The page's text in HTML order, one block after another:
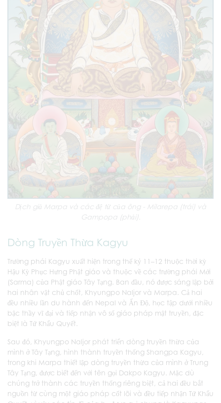
Dịch giả Marpa và các đệ tử của ông - Milarepa (trái) và
Gampopa (phải).
Dòng Truyền Thừa Kagyu
Trường phái Kagyu xuất hiện trong thế kỷ 11–12 thuộc thời kỳ
Hậu Kỳ Phục Hưng Phật giáo và thuộc về các trường phái Mới
(Sarma) của Phật giáo Tây Tạng. Ban đầu, nó được sáng lập bởi
hai nhân vật chủ chốt, Khyungpo Naljor và Marpa. Cả hai
đều nhiều lần du hành đến Nepal và Ấn Độ, học tập dưới nhiều
bậc thầy vĩ đại và tiếp nhận vô số giáo pháp mật truyền, đặc
biệt là Tứ Khẩu Quyết.
Sau đó, Khyungpo Naljor phát triển dòng truyền thừa của
mình ở Tây Tạng, hình thành truyền thống Shangpa Kagyu,
trong khi Marpa thiết lập dòng truyền thừa của mình ở Trung
Tây Tạng, được biết đến với tên gọi Dakpo Kagyu. Mặc dù
chúng trở thành các truyền thống riêng biệt, cả hai đều bắt
nguồn từ cùng một giáo pháp cốt lõi và đều tiếp nhận Tứ Khẩu